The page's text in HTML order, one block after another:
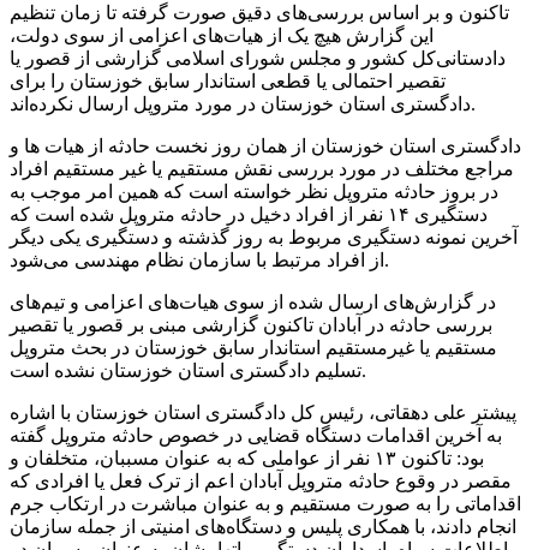
تاکنون و بر اساس بررسی‌های دقیق صورت گرفته تا زمان تنظیم
این گزارش هیچ یک از هیات‌های اعزامی از سوی دولت،
دادستانی‌کل کشور و مجلس شورای اسلامی گزارشی از قصور یا
تقصیر احتمالی یا قطعی استاندار سابق خوزستان را برای
دادگستری استان خوزستان در مورد متروپل ارسال نکرده‌اند.
دادگستری استان خوزستان از همان روز نخست حادثه از هیات ها و
مراجع مختلف در مورد بررسی نقش مستقیم یا غیر مستقیم افراد
در بروز حادثه متروپل نظر خواسته است که همین امر موجب به
دستگیری ۱۴ نفر از افراد دخیل در حادثه متروپل شده است که
آخرین نمونه دستگیری مربوط به روز گذشته و دستگیری یکی دیگر
از افراد مرتبط با سازمان نظام مهندسی می‌شود.
در گزارش‌های ارسال شده از سوی هیات‌های اعزامی و تیم‌های
بررسی حادثه در آبادان تاکنون گزارشی مبنی بر قصور یا تقصیر
مستقیم یا غیرمستقیم استاندار سابق خوزستان در بحث متروپل
تسلیم دادگستری استان خوزستان نشده است.
پیشتر علی دهقاتی، رئیس کل دادگستری استان خوزستان با اشاره
به آخرین اقدامات دستگاه قضایی در خصوص حادثه متروپل گفته
بود: تاکنون ۱۳ نفر از عواملی که به عنوان مسببان، متخلفان و
مقصر در وقوع حادثه متروپل آبادان اعم از ترک فعل یا افرادی که
اقداماتی را به صورت مستقیم و به عنوان مباشرت در ارتکاب جرم
انجام دادند، با همکاری پلیس و دستگاه‌های امنیتی از جمله سازمان